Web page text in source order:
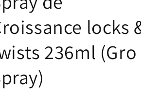
locks
236ml (Gro